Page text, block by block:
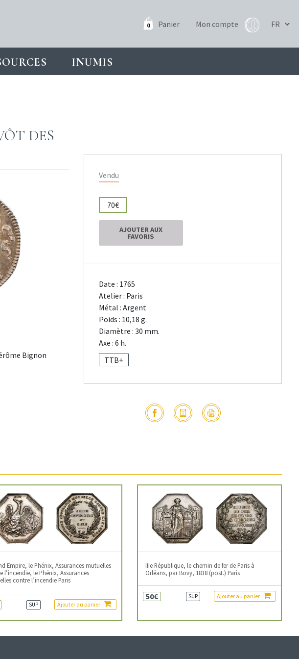
0 Panier Mon compte
INUMIS
DES
Bignon
Vendu
70€
AJOUTER AUX
FAVORIS
Date : 1765
Atelier : Paris
Métal : Argent
Poids : 10,18 g.
Diamètre : 30 mm.
Axe : 6 h.
TTB+
Empire, le Phénix, Assurances mutuelles
l’incendie, le Phénix, Assurances
contre l’incendie Paris
SUP Ajouter au panier
IIIe République, le chemin de fer de Paris à
Orléans, par Bovy, 1838 (post.) Paris
50€ SUP Ajouter au panier